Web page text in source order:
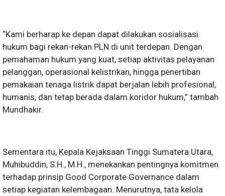
“Kami berharap ke depan dapat dilakukan sosialisasi
hukum bagi rekan-rekan PLN di unit terdepan. Dengan
pemahaman hukum yang kuat, setiap aktivitas pelayanan
pelanggan, operasional kelistrikan, hingga penertiban
pemakaian tenaga listrik dapat berjalan lebih profesional,
humanis, dan tetap berada dalam koridor hukum,” tambah
Mundhakir.
Sementara itu, Kepala Kejaksaan Tinggi Sumatera Utara,
Muhibuddin, S.H., M.H., menekankan pentingnya komitmen
terhadap prinsip Good Corporate Governance dalam
setiap kegiatan kelembagaan. Menurutnya, tata kelola